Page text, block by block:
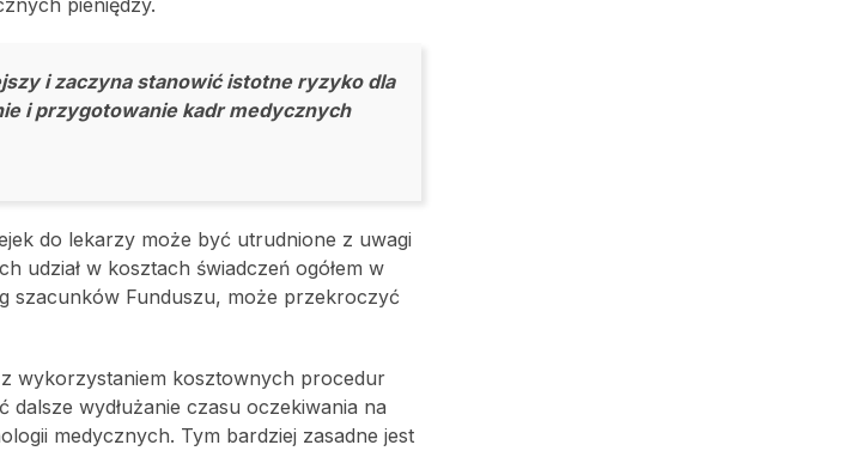
pieniędzy.
i zaczyna stanowić istotne ryzyko dla
i przygotowanie kadr medycznych
do lekarzy może być utrudnione z uwagi
udział w kosztach świadczeń ogółem w
szacunków Funduszu, może przekroczyć
wykorzystaniem kosztownych procedur
dalsze wydłużanie czasu oczekiwania na
medycznych. Tym bardziej zasadne jest